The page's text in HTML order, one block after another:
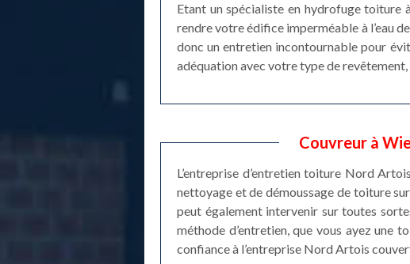
Etant un spécialiste en hydrofuge
rendre votre édifice imperméable à l’eau
donc un entretien incontournable pour
adéquation avec votre type de
Couvreur à
L’entreprise d’entretien toiture Nord
nettoyage et de démoussage de toiture
peut également intervenir sur toutes
méthode d’entretien, que vous ayez une
confiance à l’entreprise Nord Artois